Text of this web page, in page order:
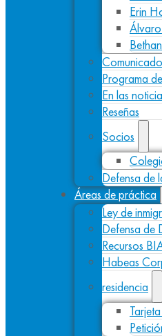
Erin
Programa
En las
Reseñas
Socios
Defensa de
Áreas de práctica
Ley de
Defensa de
Recursos
Habeas
residencia